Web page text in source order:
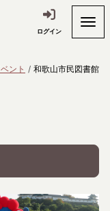
ログイン
ント 和歌山市民図書館